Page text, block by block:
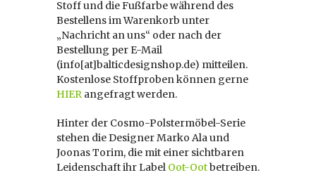
Stoff und die Fußfarbe während des
Bestellens im Warenkorb unter
„Nachricht an uns“ oder nach der
Bestellung per E-Mail
(info[at]balticdesignshop.de) mitteilen.
Kostenlose Stoffproben können gerne
HIER angefragt werden.
Hinter der Cosmo-Polstermöbel-Serie
stehen die Designer Marko Ala und
Joonas Torim, die mit einer sichtbaren
Leidenschaft ihr Label Oot-Ootbetreiben.